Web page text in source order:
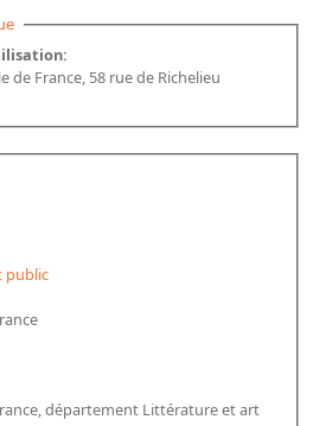
de France, 58 rue de Richelieu
public
département Littérature et art